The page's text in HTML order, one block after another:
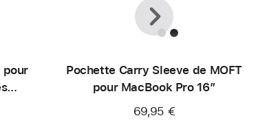
pour
Pochette Carry Sleeve de MOFT
pour MacBook Pro 16″
69,95 €